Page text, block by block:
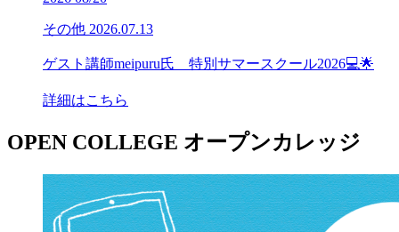
その他 2026.07.13
ゲスト講師meipuru氏 特別サマースクール2026💻🌟
詳細はこちら
OPEN COLLEGE オープンカレッジ